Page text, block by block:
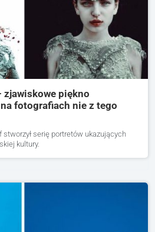
zjawiskowe piękno
fotografiach nie z tego
serię portretów ukazujących
kultury.